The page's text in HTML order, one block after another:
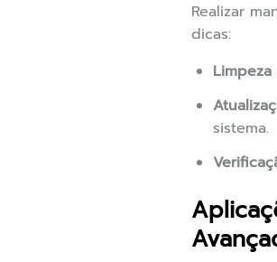
Realizar
dicas:
sistema.